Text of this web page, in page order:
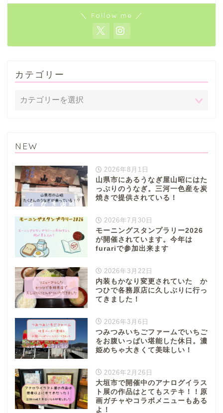
＼ Follow me ／
カテゴリー
NEW
2026年8月1日
山県市にあるうなぎ屋山昭にはた
っぷりのうなぎ。三河一色産を炭
焼きで提供されている！
2026年7月30日
モーニングスタンプラリー2026
が開催されています。今年は
furariで参加出来ます
2026年3月22日
内装もかなり変更されていた か
つひで各務原店に久しぶりに行っ
てきました！
2026年3月6日
つみつみいちごファームでいちご
をお腹いっぱい堪能した休日。濃
姫めちゃ大きくて美味しい！
2026年2月26日
大垣市で開催中のアナログイラス
ト展の作品はとてもステキ！！原
画ガチャやコラボメニューもある
よ！